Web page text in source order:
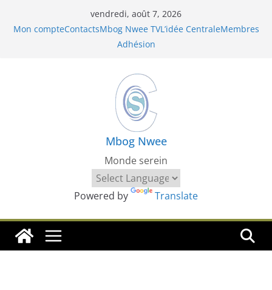
vendredi, août 7, 2026
Mon compteContactsMbog Nwee TVL’idée CentraleMembres
Adhésion
Mbog Nwee
Monde serein
Powered by Translate